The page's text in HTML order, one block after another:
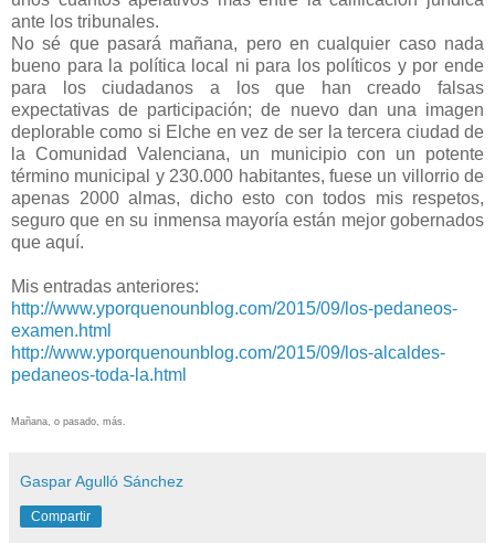
ante los tribunales.
No sé que pasará mañana, pero en cualquier caso nada
bueno para la política local ni para los políticos y por ende
para los ciudadanos a los que han creado falsas
expectativas de participación; de nuevo dan una imagen
deplorable como si Elche en vez de ser la tercera ciudad de
la Comunidad Valenciana, un municipio con un potente
término municipal y 230.000 habitantes, fuese un villorrio de
apenas 2000 almas, dicho esto con todos mis respetos,
seguro que en su inmensa mayoría están mejor gobernados
que aquí.
Mis entradas anteriores:
http://www.yporquenounblog.com/2015/09/los-pedaneos-
examen.html
http://www.yporquenounblog.com/2015/09/los-alcaldes-
pedaneos-toda-la.html
Mañana, o pasado, más.
Gaspar Agulló Sánchez
Compartir